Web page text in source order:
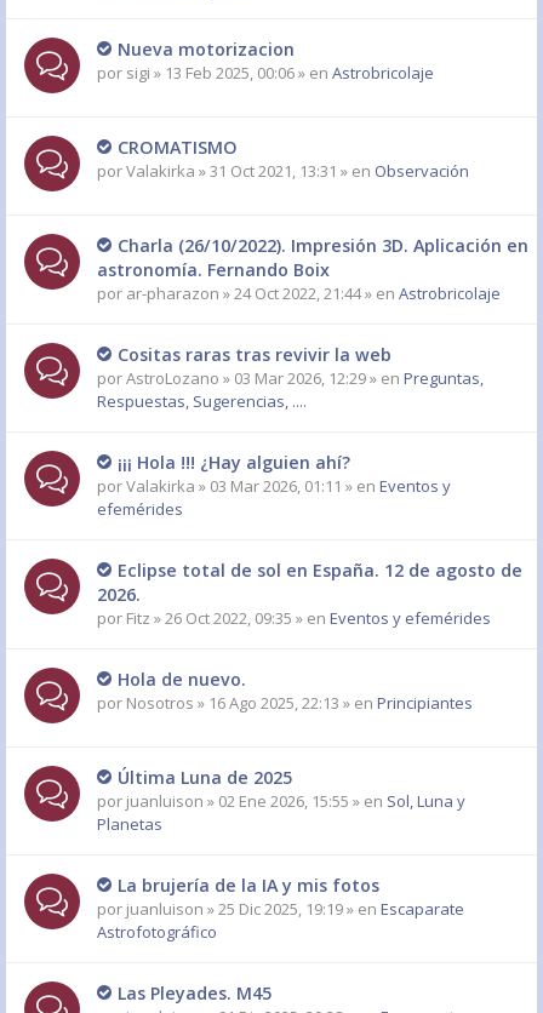
Nueva motorizacion
por sigi » 13 Feb 2025, 00:06 » en Astrobricolaje
CROMATISMO
porValakirka » 31 Oct 2021, 13:31 » en Observación
Charla (26/10/2022). Impresión 3D. Aplicación en
astronomía. Fernando Boix
por ar-pharazon » 24 Oct 2022, 21:44 » en Astrobricolaje
Cositas raras tras revivir la web
porAstroLozano » 03 Mar 2026, 12:29 » en Preguntas,
Respuestas, Sugerencias, ....
¡¡¡ Hola !!! ¿Hay alguien ahí?
porValakirka » 03 Mar 2026, 01:11 » en Eventos y
efemérides
Eclipse total de sol en España. 12 de agosto de
2026.
por Fitz » 26 Oct 2022, 09:35 » en Eventos y efemérides
Hola de nuevo.
por Nosotros » 16 Ago 2025, 22:13 » en Principiantes
Última Luna de 2025
por juanluison » 02 Ene 2026, 15:55 » en Sol, Luna y
Planetas
La brujería de la IA y mis fotos
por juanluison » 25 Dic 2025, 19:19 » en Escaparate
Astrofotográfico
Las Pleyades. M45